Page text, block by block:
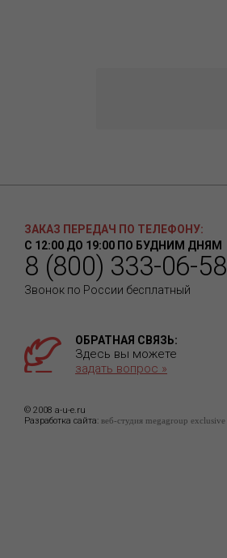
ЗАКАЗ ПЕРЕДАЧ ПО ТЕЛЕФОНУ:
С 12:00 ДО 19:00 ПО БУДНИМ ДНЯМ
8 (800) 333-06-58
Звонок по России бесплатный
ОБРАТНАЯ СВЯЗЬ:
Здесь вы можете
задать вопрос »
© 2008 a-u-e.ru
Разработка сайта: веб-студия megagroup exclusive